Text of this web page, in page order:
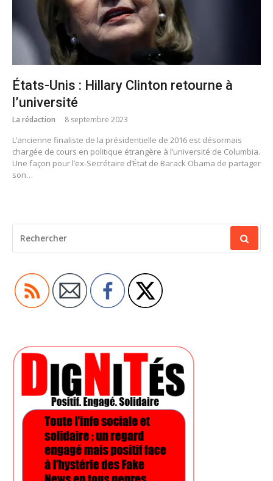
États-Unis : Hillary Clinton retourne à
l’université
La rédaction 8 septembre 2023
L’ancienne finaliste de la présidentielle de 2016 est désormais
chargée de cours en politique étrangère à l’université de Columbia.
Une façon pour l’ex-Secrétaire d’État de Barack Obama de partager
son…
POUR
: